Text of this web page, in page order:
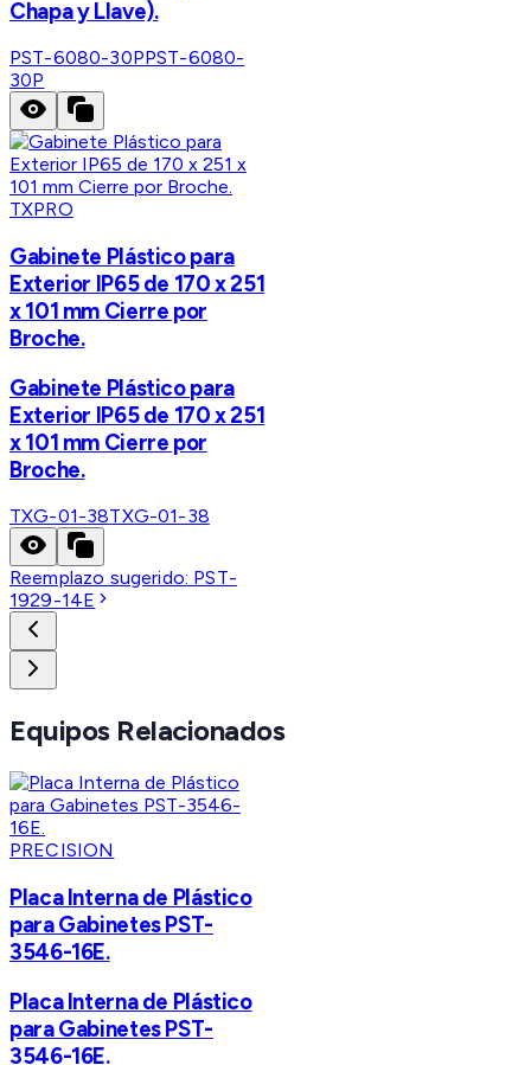
Chapa y Llave).
PST-6080-30PPST-6080-
30P
TXPRO
Gabinete Plástico para
Exterior IP65 de 170 x 251
x 101 mm Cierre por
Broche.
Gabinete Plástico para
Exterior IP65 de 170 x 251
x 101 mm Cierre por
Broche.
TXG-01-38TXG-01-38
Reemplazo sugerido: PST-
1929-14E
Equipos Relacionados
PRECISION
Placa Interna de Plástico
para Gabinetes PST-
3546-16E.
Placa Interna de Plástico
para Gabinetes PST-
3546-16E.